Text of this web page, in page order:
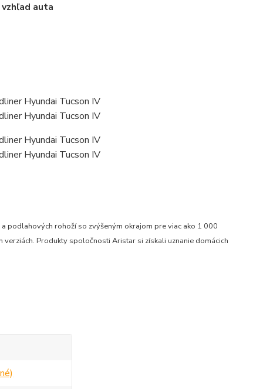
auta
podlahových rohoží so zvýšeným okrajom pre viac ako 1 000
Produkty spoločnosti Aristar si získali uznanie domácich